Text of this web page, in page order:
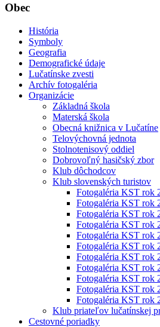
Obec
História
Symboly
Geografia
Demografické údaje
Lučatínske zvesti
Archív fotogaléria
Organizácie
Základná škola
Materská škola
Obecná knižnica v Lučatíne
Telovýchovná jednota
Stolnotenisový oddiel
Dobrovoľný hasičský zbor
Klub dôchodcov
Klub slovenských turistov
Fotogaléria KST rok
Fotogaléria KST rok
Fotogaléria KST rok
Fotogaléria KST rok
Fotogaléria KST rok
Fotogaléria KST rok
Fotogaléria KST rok
Fotogaléria KST rok
Fotogaléria KST rok
Fotogaléria KST rok
Fotogaléria KST rok
Klub priateľov lučatínskej
Cestovné poriadky